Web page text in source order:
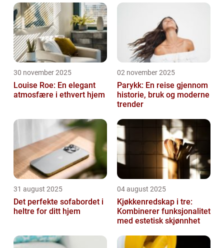
30 november 2025
Louise Roe: En elegant
atmosfære i ethvert hjem
02 november 2025
Parykk: En reise gjennom
historie, bruk og moderne
trender
31 august 2025
Det perfekte sofabordet i
heltre for ditt hjem
04 august 2025
Kjøkkenredskap i tre:
Kombinerer funksjonalitet
med estetisk skjønnhet